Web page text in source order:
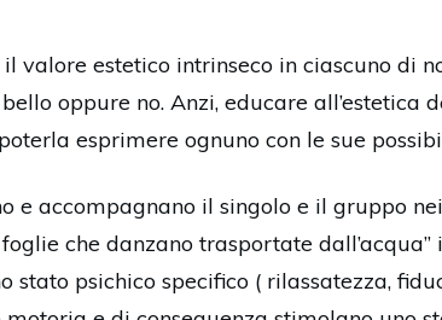
valore estetico intrinseco in ciascuno di
oppure no. Anzi, educare all’estetica
esprimere ognuno con le sue
e accompagnano il singolo e il gruppo nei
che danzano trasportate dall’acqua”
psichico specifico ( rilassatezza,